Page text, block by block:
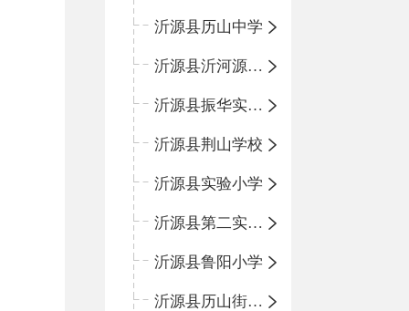
沂源县历山中学
沂源县沂河源学校
沂源县振华实验学校
沂源县荆山学校
沂源县实验小学
沂源县第二实验小学
沂源县鲁阳小学
沂源县历山街道办事处振兴路小学